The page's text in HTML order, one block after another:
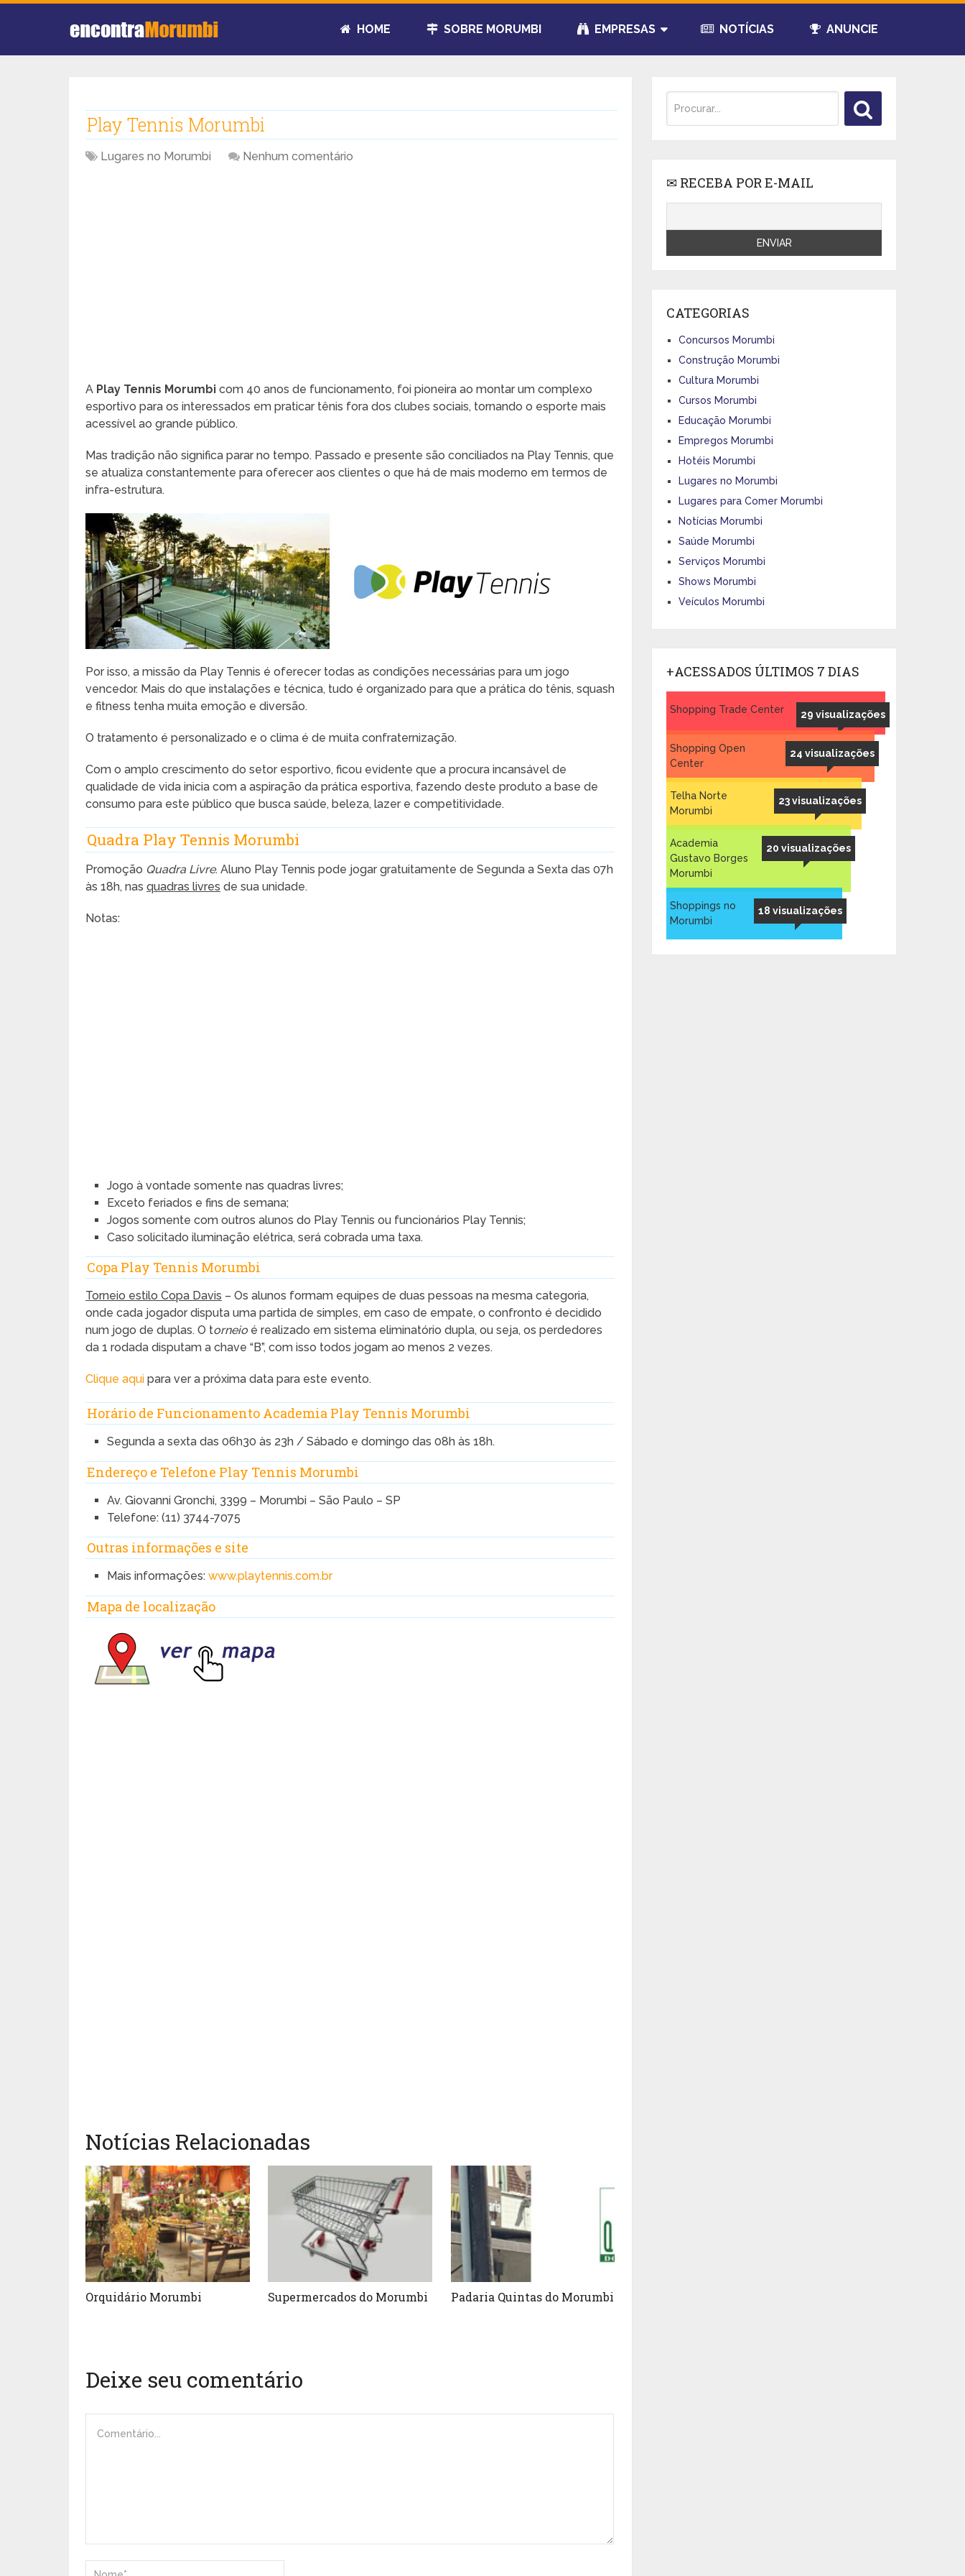
HOME SOBRE MORUMBI EMPRESAS NOTÍCIAS ANUNCIE
Play Tennis Morumbi
Lugares no Morumbi Nenhum comentário
A Play Tennis Morumbi com 40 anos de funcionamento, foi pioneira ao montar um complexo
esportivo para os interessados em praticar tênis fora dos clubes sociais, tornando o esporte mais
acessível ao grande público.
Mas tradição não significa parar no tempo. Passado e presente são conciliados na Play Tennis, que
se atualiza constantemente para oferecer aos clientes o que há de mais moderno em termos de
infra-estrutura.
Por isso, a missão da Play Tennis é oferecer todas as condições necessárias para um jogo
vencedor. Mais do que instalações e técnica, tudo é organizado para que a prática do tênis, squash
e fitness tenha muita emoção e diversão.
O tratamento é personalizado e o clima é de muita confraternização.
Com o amplo crescimento do setor esportivo, ficou evidente que a procura incansável de
qualidade de vida inicia com a aspiração da prática esportiva, fazendo deste produto a base de
consumo para este público que busca saúde, beleza, lazer e competitividade.
Quadra Play Tennis Morumbi
Promoção Quadra Livre. Aluno Play Tennis pode jogar gratuitamente de Segunda a Sexta das 07h
às 18h, nasquadras livres de sua unidade.
Notas:
Jogo à vontade somente nas quadras livres;
Exceto feriados e fins de semana;
Jogos somente com outros alunos do Play Tennis ou funcionários Play Tennis;
Caso solicitado iluminação elétrica, será cobrada uma taxa.
Copa Play Tennis Morumbi
Torneio estilo Copa Davis – Os alunos formam equipes de duas pessoas na mesma categoria,
onde cada jogador disputa uma partida de simples, em caso de empate, o confronto é decidido
num jogo de duplas. O torneioé realizado em sistema eliminatório dupla, ou seja, os perdedores
da 1 rodada disputam a chave “B”, com isso todos jogam ao menos 2 vezes.
Clique aquipara ver a próxima data para este evento.
Horário de Funcionamento Academia Play Tennis Morumbi
Segunda a sexta das 06h30 às 23h / Sábado e domingo das 08h às 18h.
Endereço e Telefone Play Tennis Morumbi
Av. Giovanni Gronchi, 3399 – Morumbi – São Paulo – SP
Telefone: (11) 3744-7075
Outras informações e site
Mais informações:www.playtennis.com.br
Mapa de localização
Notícias Relacionadas
Orquidário Morumbi Supermercados do Morumbi Padaria Quintas do Morumbi
Deixe seu comentário
✉ RECEBA POR E-MAIL
CATEGORIAS
Concursos Morumbi
Construção Morumbi
Cultura Morumbi
Cursos Morumbi
Educação Morumbi
Empregos Morumbi
Hotéis Morumbi
Lugares no Morumbi
Lugares para Comer Morumbi
Notícias Morumbi
Saúde Morumbi
Serviços Morumbi
Shows Morumbi
Veículos Morumbi
+ACESSADOS ÚLTIMOS 7 DIAS
29 visualizações
Shopping Trade Center
24 visualizações
Shopping Open
Center
23 visualizações
Telha Norte
Morumbi
20 visualizações
Academia
Gustavo Borges
Morumbi
18 visualizações
Shoppings no
Morumbi